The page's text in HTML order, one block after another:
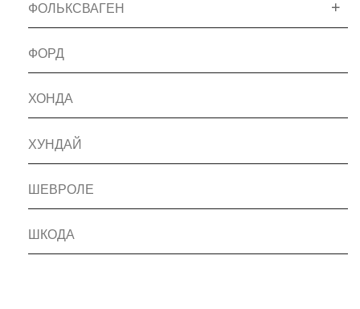
ФОЛЬКСВАГЕН
ФОРД
ХОНДА
ХУНДАЙ
ШЕВРОЛЕ
ШКОДА